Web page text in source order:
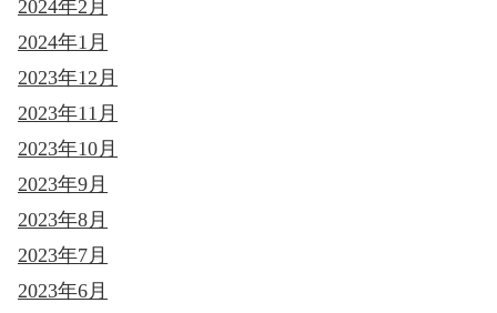
2024年2月
2024年1月
2023年12月
2023年11月
2023年10月
2023年9月
2023年8月
2023年7月
2023年6月